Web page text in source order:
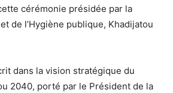
cérémonie présidée par la
de l’Hygiène publique, Khadijatou
dans la vision stratégique du
2040, porté par le Président de la